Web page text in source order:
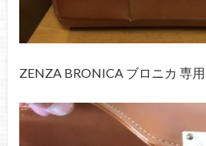
ZENZA BRONICA ブロニカ 専用